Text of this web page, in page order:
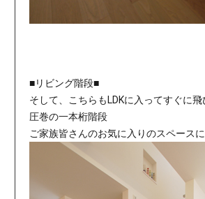
■リビング階段■
そして、こちらもLDKに入ってすぐに
圧巻の一本桁階段
ご家族皆さんのお気に入りのスペース